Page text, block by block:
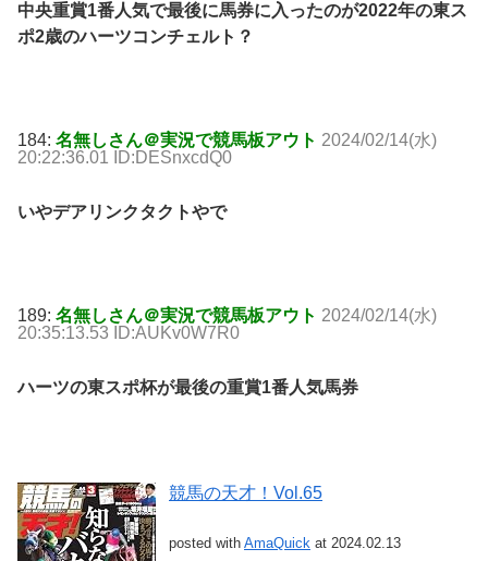
中央重賞1番人気で最後に馬券に入ったのが2022年の東ス
ポ2歳のハーツコンチェルト？
184: 名無しさん＠実況で競馬板アウト 2024/02/14(水)
20:22:36.01 ID:DESnxcdQ0
いやデアリンクタクトやで
189: 名無しさん＠実況で競馬板アウト 2024/02/14(水)
20:35:13.53 ID:AUKv0W7R0
ハーツの東スポ杯が最後の重賞1番人気馬券
競馬の天才！Vol.65
posted with AmaQuick at 2024.02.13